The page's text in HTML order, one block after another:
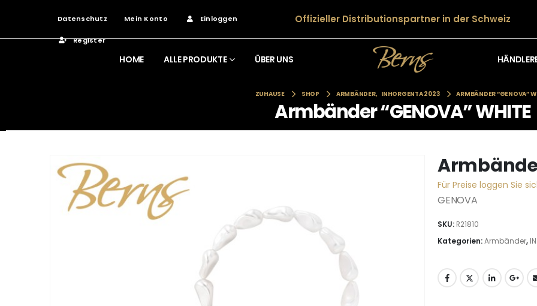
Datenschutz Mein Konto Einloggen
Register
Offizieller Distributionspartner in der Schweiz
HOME ALLE PRODUKTE ÜBER UNS
ZUHAUSE SHOP ARMBÄNDER, INHORGENTA 2023 ARMBÄNDER “GENOVA”
Armbänder “GENOVA” WHITE
Für Preise loggen Sie
GENOVA
SKU: R21810
Kategorien:Armbänder,